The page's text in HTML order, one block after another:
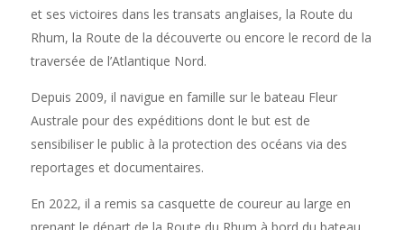
et ses victoires dans les transats anglaises, la Route du
Rhum, la Route de la découverte ou encore le record de la
traversée de l’Atlantique Nord.
Depuis 2009, il navigue en famille sur le bateau Fleur
Australe pour des expéditions dont le but est de
sensibiliser le public à la protection des océans via des
reportages et documentaires.
En 2022, il a remis sa casquette de coureur au large en